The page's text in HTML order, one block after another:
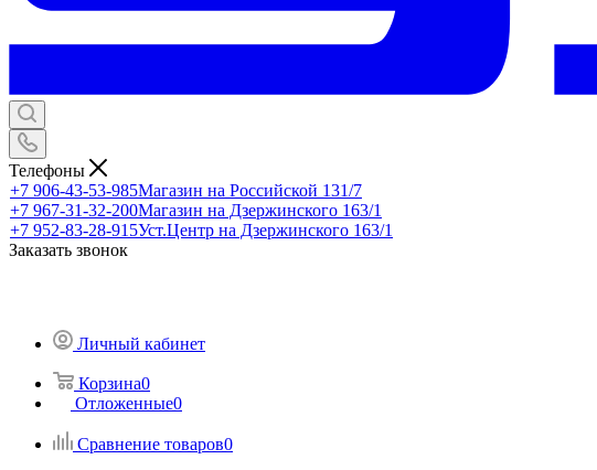
Телефоны
+7 906-43-53-985Магазин на Российской 131/7
+7 967-31-32-200Магазин на Дзержинского 163/1
+7 952-83-28-915Уст.Центр на Дзержинского 163/1
Заказать звонок
Личный кабинет
Корзина0
Отложенные0
Сравнение товаров0